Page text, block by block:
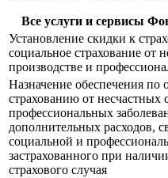
Все услуги и сервисы
Установление скидки к
социальное страхование от
производстве и
Назначение обеспечения по
страхованию от несчастных
профессиональных
дополнительных расходов,
социальной и
застрахованного при
страхового случая